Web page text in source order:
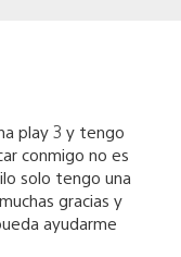
play 3 y tengo
conmigo no es
solo tengo una
gracias y
ayudarme